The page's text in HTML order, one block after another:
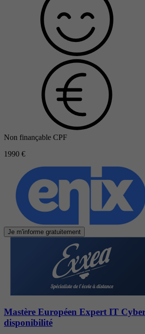
Non finançable CPF
1990 €
Je m'informe gratuitement
Mastère Européen Expert IT
disponibilité